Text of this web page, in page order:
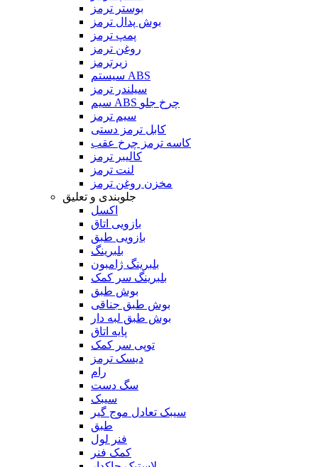
بوستر ترمز
بوش پدال ترمز
پمپ ترمز
روغن ترمز
زیرترمز
سیستم ABS
سیلندر ترمز
سیم ABS چرخ جلو
سیم ترمز
کابل ترمز دستی
کاسه ترمز چرخ عقب
کالیبر ترمز
لنت ترمز
مخزن روغن ترمز
جلوبندی و تعلیق
اکسل
بازویی اتاق
بازویی طبق
بلبرینگ
بلبرینگ ژامبون
بلبرینگ سر کمک
بوش طبق
بوش طبق جناقی
بوش طبق لبه دار
پایه اتاق
توپی سر کمک
دیسک ترمز
رام
سگ دست
سیبک
سیبک تعادل موج گیر
طبق
فنر لول
کمک فنر